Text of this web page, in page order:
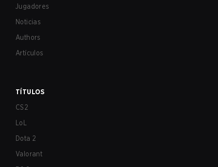
Jugadores
Noticias
Authors
Artículos
TÍTULOS
CS2
LoL
Dota 2
Valorant